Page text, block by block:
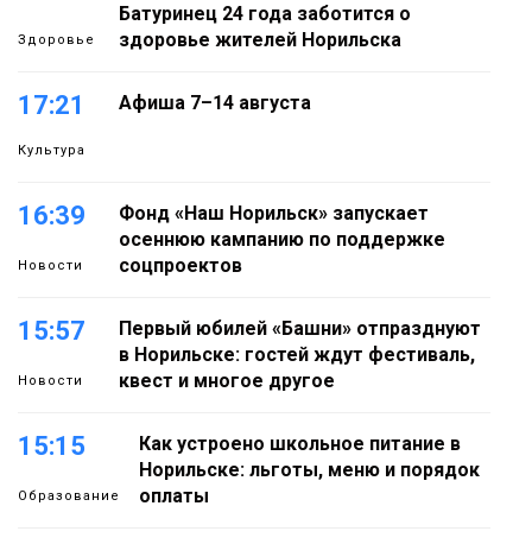
Здоровье
Батуринец 24 года заботится о
здоровье жителей Норильска
17:21
Культура
Афиша 7–14 августа
16:39
Новости
Фонд «Наш Норильск» запускает
осеннюю кампанию по поддержке
соцпроектов
15:57
Новости
Первый юбилей «Башни» отпразднуют
в Норильске: гостей ждут фестиваль,
квест и многое другое
15:15
Образование
Как устроено школьное питание в
Норильске: льготы, меню и порядок
оплаты